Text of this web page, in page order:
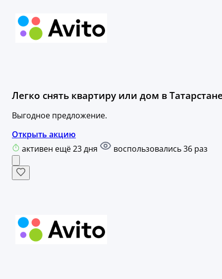
Легко снять квартиру или дом в
Выгодное предложение.
Открыть акцию
активен ещё 23 дня
воспользовались 36 раз